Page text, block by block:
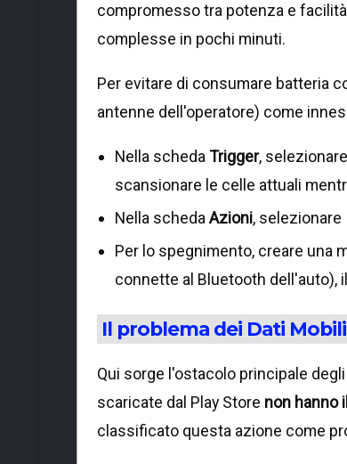
compromesso tra potenza e
complesse in pochi minuti.
Per evitare di consumare batteria
antenne dell'operatore) come
Nella scheda Trigger, selezionare
scansionare le celle attuali
Nella schedaAzioni, selezionare
Per lo spegnimento, creare una
connette al Bluetooth dell'auto),
Il problema dei Dati
Qui sorge l'ostacolo principale
scaricate dal Play Store non hanno
classificato questa azione come